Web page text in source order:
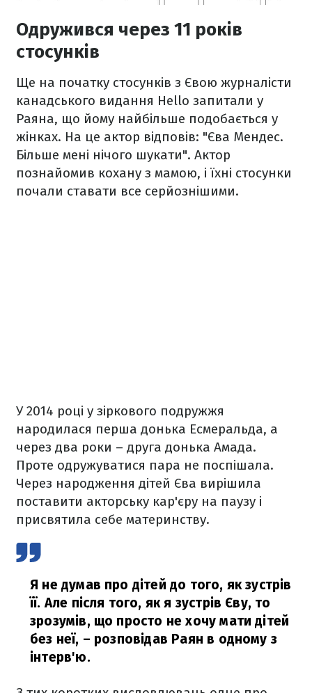
Одружився через 11 років
стосунків
Ще на початку стосунків з Євою журналісти
канадського видання Hello запитали у
Раяна, що йому найбільше подобається у
жінках. На це актор відповів: "Єва Мендес.
Більше мені нічого шукати". Актор
познайомив кохану з мамою, і їхні стосунки
почали ставати все серйознішими.
У 2014 році у зіркового подружжя
народилася перша донька Есмеральда, а
через два роки – друга донька Амада.
Проте одружуватися пара не поспішала.
Через народження дітей Єва вирішила
поставити акторську кар'єру на паузу і
присвятила себе материнству.
Я не думав про дітей до того, як зустрів
її. Але після того, як я зустрів Єву, то
зрозумів, що просто не хочу мати дітей
без неї, – розповідав Раян в одному з
інтерв'ю.